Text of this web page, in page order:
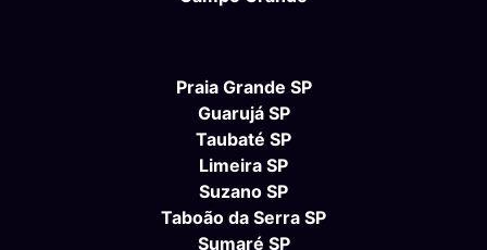
Praia Grande SP
Guarujá SP
Taubaté SP
Limeira SP
Suzano SP
Taboão da Serra SP
Sumaré SP